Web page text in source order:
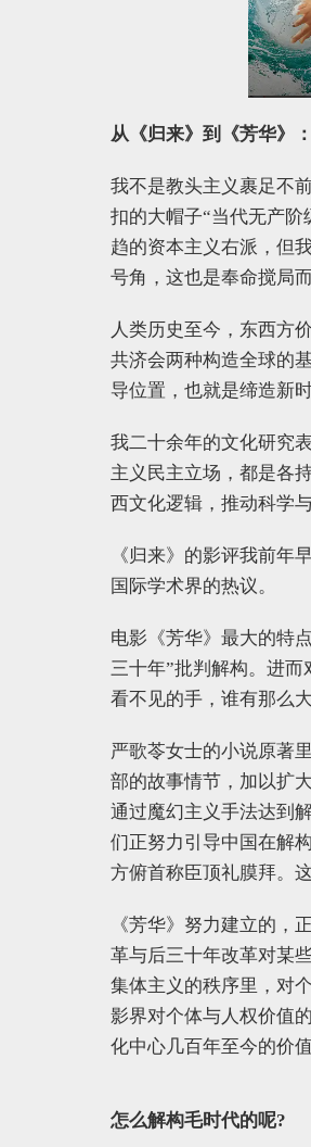
从《归来》到《芳华》
我不是教头主义裹足不
扣的大帽子“当代无产
趋的资本主义右派，但
号角，这也是奉命搅局而
人类历史至今，东西方
共济会两种构造全球的
导位置，也就是缔造新
我二十余年的文化研究
主义民主立场，都是各
西文化逻辑，推动科学
《归来》的影评我前年
国际学术界的热议。
电影《芳华》最大的特
三十年”批判解构。进
看不见的手，谁有那么
严歌苓女士的小说原著
部的故事情节，加以扩
通过魔幻主义手法达到
们正努力引导中国在解
方俯首称臣顶礼膜拜。
《芳华》努力建立的，
革与后三十年改革对某
集体主义的秩序里，对
影界对个体与人权价值
化中心几百年至今的价
怎么解构毛时代的呢?